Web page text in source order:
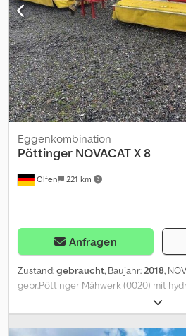
Olfen 221 km
Eggenkombination
Pöttinger NOVACAT X 8
Anfragen
Zustand:gebraucht, Baujahr:2018,
gebr.Pöttinger Mähwerk (0020) mit
Zapfwelle (0040) ISOBUS Bedienung
(0050) hydr. Seitentücher (0060)